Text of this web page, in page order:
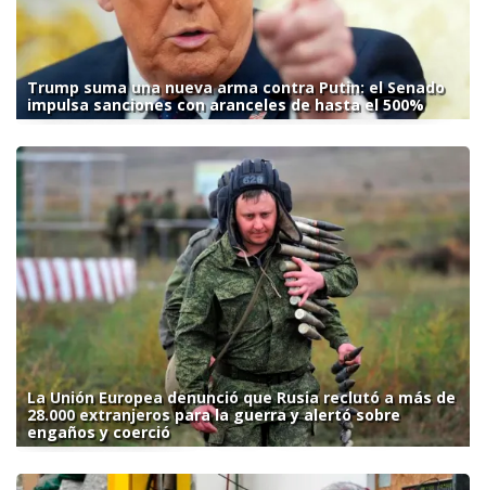
Trump suma una nueva arma contra Putin: el Senado
impulsa sanciones con aranceles de hasta el 500%
La Unión Europea denunció que Rusia reclutó a más de
28.000 extranjeros para la guerra y alertó sobre
engaños y coerció